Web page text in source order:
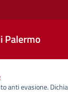
Palermo
anti evasione.